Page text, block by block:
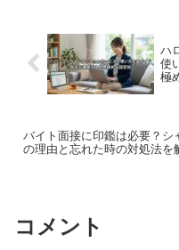
ハ
使
極
バイト面接に印鑑は必要？シ
の理由と忘れた時の対処法を
コメント